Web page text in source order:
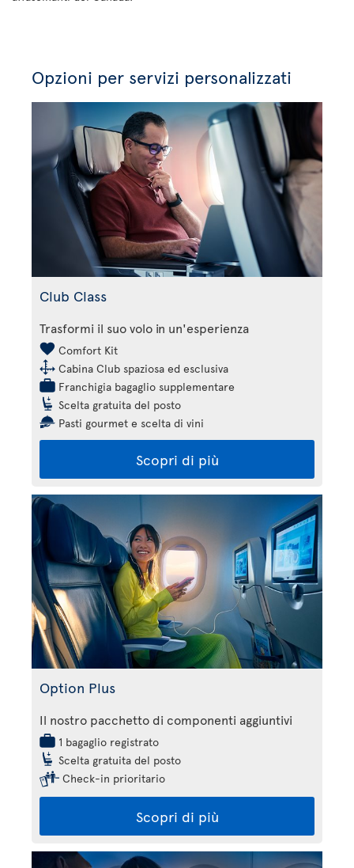
Opzioni per servizi personalizzati
Club Class
Trasformi il suo volo in un'esperienza
Comfort Kit
Cabina Club spaziosa ed esclusiva
Franchigia bagaglio supplementare
Scelta gratuita del posto
Pasti gourmet e scelta di vini
Scopri di più
Option Plus
Il nostro pacchetto di componenti aggiuntivi
1 bagaglio registrato
Scelta gratuita del posto
Check-in prioritario
Scopri di più